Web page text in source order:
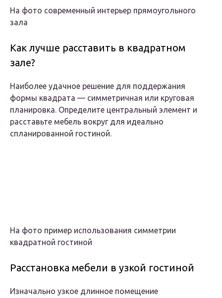
На фото современный интерьер прямоугольного
зала
Как лучше расставить в квадратном
зале?
Наиболее удачное решение для поддержания
формы квадрата — симметричная или круговая
планировка. Определите центральный элемент и
расставьте мебель вокруг для идеально
спланированной гостиной.
На фото пример использования симметрии
квадратной гостиной
Расстановка мебели в узкой гостиной
Изначально узкое длинное помещение